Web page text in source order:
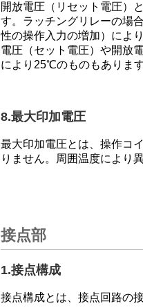
開放電圧（リセット電圧）
す。ラッチングリレーの場
性の操作入力の増加）によ
電圧（セット電圧）や開放
により25℃のものもありま
8.最大印加電圧
最大印加電圧とは、操作コ
りません。周囲温度により
接点部
1.接点構成
接点構成とは、接点回路の